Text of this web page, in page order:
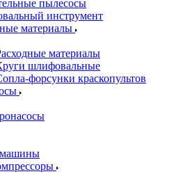
пылесосы
инструмент
материалы
материалы
шлифовальные
форсунки краскопультов
машины